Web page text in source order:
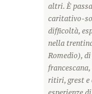
altri. È
caritativo-
difficoltà,
nella
Romedio),
ritiri, grest e